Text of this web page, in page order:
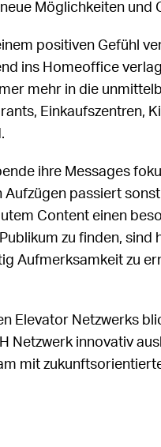
Möglichkeiten und
positiven Gefühl
ins Homeoffice
mehr in die
Einkaufszentren,
ihre Messages
passiert
Content einen
zu finden, sind
Aufmerksamkeit zu
Elevator Netzwerks
Netzwerk innovativ
mit